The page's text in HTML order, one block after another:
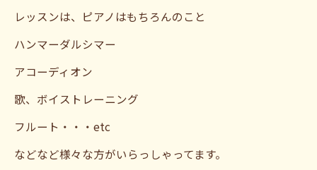
レッスンは、ピアノはもちろんのこと
ハンマーダルシマー
アコーディオン
歌、ボイストレーニング
フルート・・・etc
などなど様々な方がいらっしゃってます。